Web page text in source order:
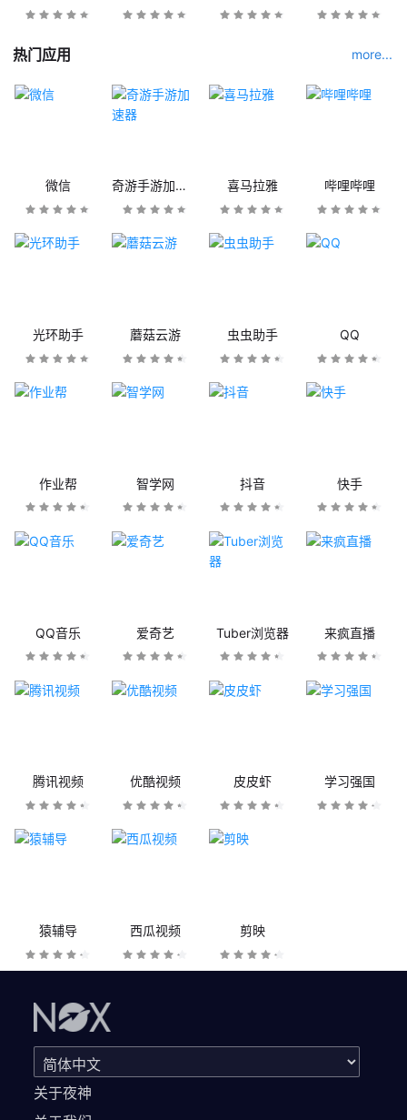
热门应用 more...
微信 奇游手游加速器 喜马拉雅 哔哩哔哩
光环助手 蘑菇云游 虫虫助手 QQ
作业帮 智学网 抖音 快手
QQ音乐 爱奇艺 Tuber浏览器 来疯直播
腾讯视频 优酷视频 皮皮虾 学习强国
猿辅导 西瓜视频 剪映
关于夜神